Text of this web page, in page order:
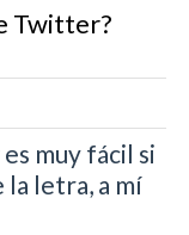
Twitter?
muy fácil si
la letra, a mí